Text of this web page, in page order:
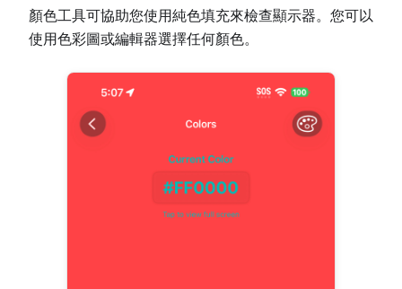
顏色工具可協助您使用純色填充來檢查顯示器。您可以
使用色彩圖或編輯器選擇任何顏色。